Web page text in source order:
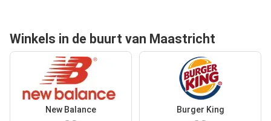
Winkels in de buurt van Maastricht
New Balance Burger King